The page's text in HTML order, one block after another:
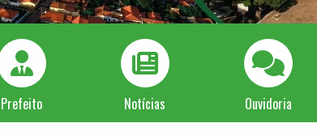
Prefeito Notícias Ouvidoria